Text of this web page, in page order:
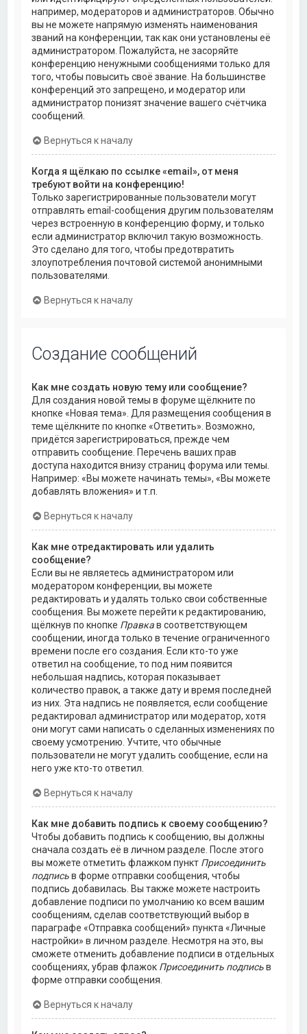
например, модераторов и администраторов. Обычно
вы не можете напрямую изменять наименования
званий на конференции, так как они установлены её
администратором. Пожалуйста, не засоряйте
конференцию ненужными сообщениями только для
того, чтобы повысить своё звание. На большинстве
конференций это запрещено, и модератор или
администратор понизят значение вашего счётчика
сообщений.
Вернуться к началу
Когда я щёлкаю по ссылке «email», от меня
требуют войти на конференцию!
Только зарегистрированные пользователи могут
отправлять email-сообщения другим пользователям
через встроенную в конференцию форму, и только
если администратор включил такую возможность.
Это сделано для того, чтобы предотвратить
злоупотребления почтовой системой анонимными
пользователями.
Вернуться к началу
Создание сообщений
Как мне создать новую тему или сообщение?
Для создания новой темы в форуме щёлкните по
кнопке «Новая тема». Для размещения сообщения в
теме щёлкните по кнопке «Ответить». Возможно,
придётся зарегистрироваться, прежде чем
отправить сообщение. Перечень ваших прав
доступа находится внизу страниц форума или темы.
Например: «Вы можете начинать темы», «Вы можете
добавлять вложения» и т.п.
Вернуться к началу
Как мне отредактировать или удалить
сообщение?
Если вы не являетесь администратором или
модератором конференции, вы можете
редактировать и удалять только свои собственные
сообщения. Вы можете перейти к редактированию,
щёлкнув по кнопке Правкав соответствующем
сообщении, иногда только в течение ограниченного
времени после его создания. Если кто-то уже
ответил на сообщение, то под ним появится
небольшая надпись, которая показывает
количество правок, а также дату и время последней
из них. Эта надпись не появляется, если сообщение
редактировал администратор или модератор, хотя
они могут сами написать о сделанных изменениях по
своему усмотрению. Учтите, что обычные
пользователи не могут удалить сообщение, если на
него уже кто-то ответил.
Вернуться к началу
Как мне добавить подпись к своему сообщению?
Чтобы добавить подпись к сообщению, вы должны
сначала создать её в личном разделе. После этого
вы можете отметить флажком пункт Присоединить
подписьв форме отправки сообщения, чтобы
подпись добавилась. Вы также можете настроить
добавление подписи по умолчанию ко всем вашим
сообщениям, сделав соответствующий выбор в
параграфе «Отправка сообщений» пункта «Личные
настройки» в личном разделе. Несмотря на это, вы
сможете отменить добавление подписи в отдельных
сообщениях, убрав флажок Присоединить подписьв
форме отправки сообщения.
Вернуться к началу